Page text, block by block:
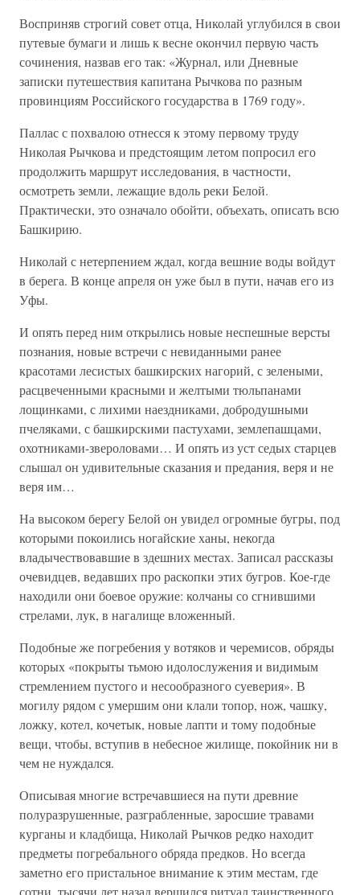
Восприняв строгий совет отца, Николай углубился в свои
путевые бумаги и лишь к весне окончил первую часть
сочинения, назвав его так: «Журнал, или Дневные
записки путешествия капитана Рычкова по разным
провинциям Российского государства в 1769 году».
Паллас с похвалою отнесся к этому первому труду
Николая Рычкова и предстоящим летом попросил его
продолжить маршрут исследования, в частности,
осмотреть земли, лежащие вдоль реки Белой.
Практически, это означало обойти, объехать, описать всю
Башкирию.
Николай с нетерпением ждал, когда вешние воды войдут
в берега. В конце апреля он уже был в пути, начав его из
Уфы.
И опять перед ним открылись новые неспешные версты
познания, новые встречи с невиданными ранее
красотами лесистых башкирских нагорий, с зелеными,
расцвеченными красными и желтыми тюльпанами
лощинками, с лихими наездниками, добродушными
пчеляками, с башкирскими пастухами, землепашцами,
охотниками-звероловами… И опять из уст седых старцев
слышал он удивительные сказания и предания, веря и не
веря им…
На высоком берегу Белой он увидел огромные бугры, под
которыми покоились ногайские ханы, некогда
владычествовавшие в здешних местах. Записал рассказы
очевидцев, ведавших про раскопки этих бугров. Кое-где
находили они боевое оружие: колчаны со сгнившими
стрелами, лук, в нагалище вложенный.
Подобные же погребения у вотяков и черемисов, обряды
которых «покрыты тьмою идолослужения и видимым
стремлением пустого и несообразного суеверия». В
могилу рядом с умершим они клали топор, нож, чашку,
ложку, котел, кочетык, новые лапти и тому подобные
вещи, чтобы, вступив в небесное жилище, покойник ни в
чем не нуждался.
Описывая многие встречавшиеся на пути древние
полуразрушенные, разграбленные, заросшие травами
курганы и кладбища, Николай Рычков редко находит
предметы погребального обряда предков. Но всегда
заметно его пристальное внимание к этим местам, где
сотни, тысячи лет назад вершился ритуал таинственного